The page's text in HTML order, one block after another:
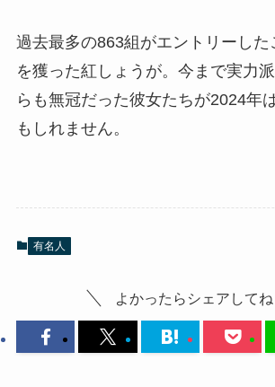
過去最多の863組がエントリーした
を獲った紅しょうが。今まで実力
らも無冠だった彼女たちが2024年
もしれません。
有名人
よかったらシェアしてね